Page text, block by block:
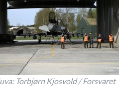
Torbjørn Kjosvold / Forsvaret